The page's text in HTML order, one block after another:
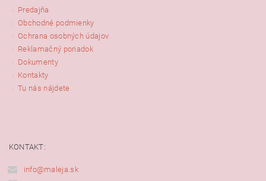
Predajňa
Obchodné podmienky
Ochrana osobných údajov
Reklamačný poriadok
Dokumenty
Kontakty
Tu nás nájdete
KONTAKT:
info@maleja.sk